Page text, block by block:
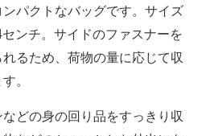
ンパクトなバッグです。サイズ
ンチ。サイドのファスナーを
るため、荷物の量に応じて収
。
どの身の回り品をすっきり収